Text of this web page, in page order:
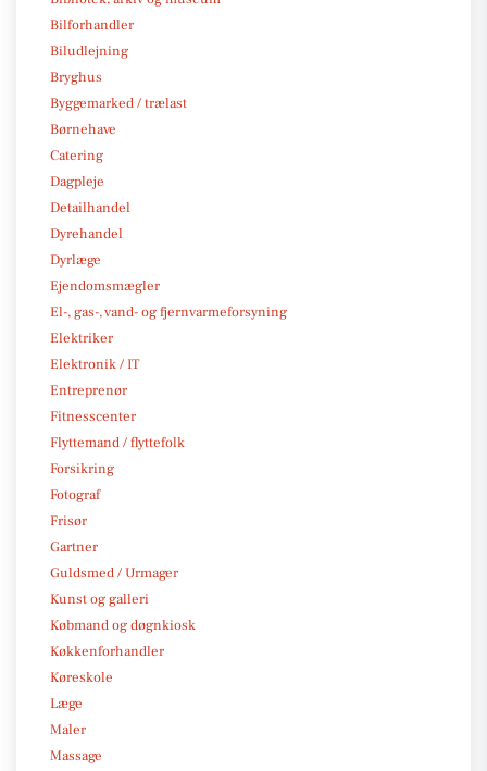
Bilforhandler
Biludlejning
Bryghus
Byggemarked / trælast
Børnehave
Catering
Dagpleje
Detailhandel
Dyrehandel
Dyrlæge
Ejendomsmægler
El-, gas-, vand- og fjernvarmeforsyning
Elektriker
Elektronik / IT
Entreprenør
Fitnesscenter
Flyttemand / flyttefolk
Forsikring
Fotograf
Frisør
Gartner
Guldsmed / Urmager
Kunst og galleri
Købmand og døgnkiosk
Køkkenforhandler
Køreskole
Læge
Maler
Massage